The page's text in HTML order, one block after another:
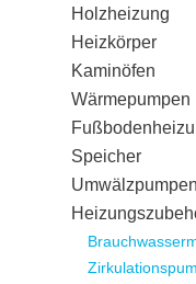
Holzheizung
Heizkörper
Kaminöfen
Wärmepumpen
Speicher
Umwälzpumpen